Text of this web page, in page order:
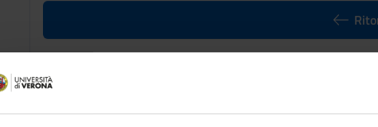
Laboratorio di analisi dei dati con
Codice insegnamento
4S012117